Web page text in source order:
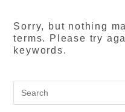
Sorry, but nothing
terms. Please try
keywords.